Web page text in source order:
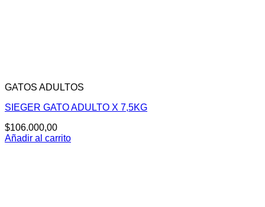
GATOS ADULTOS
SIEGER GATO ADULTO X 7,5KG
$106.000,00
Añadir al carrito